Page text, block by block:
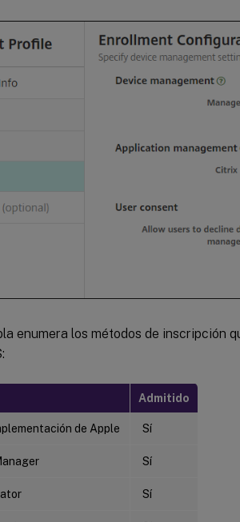
enumera los métodos de inscripción
Admitido
de Apple Sí
Sí
Sí